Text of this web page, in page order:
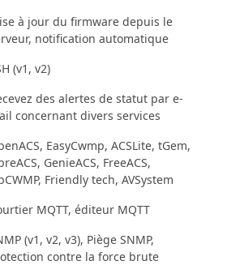
à jour du firmware depuis le
notification automatique
(v1, v2)
des alertes de statut par e-
concernant divers services
EasyCwmp, ACSLite, tGem,
GenieACS, FreeACS,
Friendly tech, AVSystem
MQTT, éditeur MQTT
(v1, v2, v3), Piège SNMP,
contre la force brute